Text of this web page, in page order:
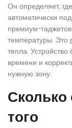
Он определяет,
автоматически
премиум-
температуры. Это
тепла.
времени и
нужную зону.
Сколько
того